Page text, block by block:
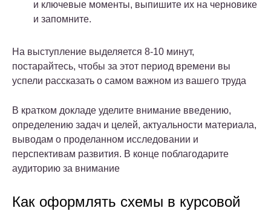
и ключевые моменты, выпишите их на черновике
и запомните.
На выступление выделяется 8-10 минут,
постарайтесь, чтобы за этот период времени вы
успели рассказать о самом важном из вашего труда
В кратком докладе уделите внимание введению,
определению задач и целей, актуальности материала,
выводам о проделанном исследовании и
перспективам развития. В конце поблагодарите
аудиторию за внимание
Как оформлять схемы в курсовой